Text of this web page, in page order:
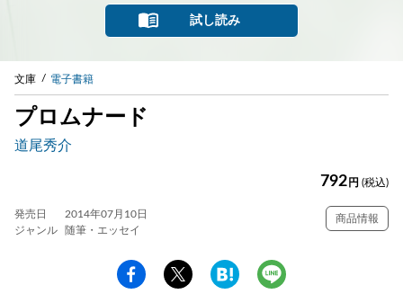
試し読み
文庫 電子書籍
プロムナード
道尾秀介
792 円 (税込)
発売日
2014年07月10日
ジャンル
随筆・エッセイ
商品情報